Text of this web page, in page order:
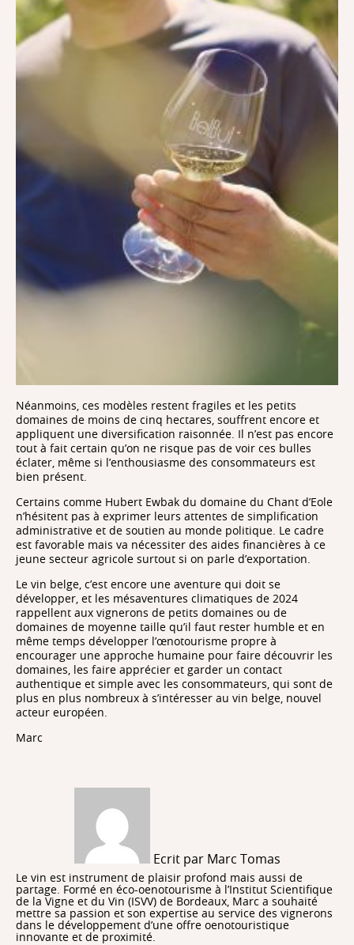
Néanmoins, ces modèles restent fragiles et les petits
domaines de moins de cinq hectares, souffrent encore et
appliquent une diversification raisonnée. Il n’est pas encore
tout à fait certain qu’on ne risque pas de voir ces bulles
éclater, même si l’enthousiasme des consommateurs est
bien présent.
Certains comme Hubert Ewbak du domaine du Chant d’Eole
n’hésitent pas à exprimer leurs attentes de simplification
administrative et de soutien au monde politique. Le cadre
est favorable mais va nécessiter des aides financières à ce
jeune secteur agricole surtout si on parle d’exportation.
Le vin belge, c’est encore une aventure qui doit se
développer, et les mésaventures climatiques de 2024
rappellent aux vignerons de petits domaines ou de
domaines de moyenne taille qu’il faut rester humble et en
même temps développer l’œnotourisme propre à
encourager une approche humaine pour faire découvrir les
domaines, les faire apprécier et garder un contact
authentique et simple avec les consommateurs, qui sont de
plus en plus nombreux à s’intéresser au vin belge, nouvel
acteur européen.
Marc
Ecrit par Marc Tomas
Le vin est instrument de plaisir profond mais aussi de
partage. Formé en éco-oenotourisme à l’Institut Scientifique
de la Vigne et du Vin (ISVV) de Bordeaux, Marc a souhaité
mettre sa passion et son expertise au service des vignerons
dans le développement d’une offre oenotouristique
innovante et de proximité.